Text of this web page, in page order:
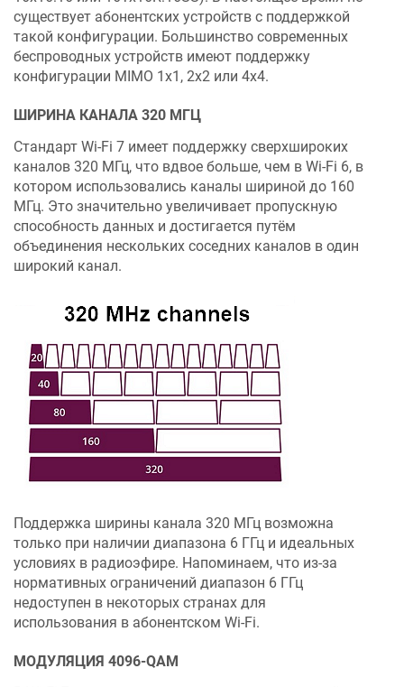
существует абонентских устройств с поддержкой
такой конфигурации. Большинство современных
беспроводных устройств имеют поддержку
конфигурации MIMO 1x1, 2x2 или 4x4.
ШИРИНА КАНАЛА 320 МГЦ
Стандарт Wi-Fi 7 имеет поддержку сверхшироких
каналов 320 МГц, что вдвое больше, чем в Wi-Fi 6, в
котором использовались каналы шириной до 160
МГц. Это значительно увеличивает пропускную
способность данных и достигается путём
объединения нескольких соседних каналов в один
широкий канал.
Поддержка ширины канала 320 МГц возможна
только при наличии диапазона 6 ГГц и идеальных
условиях в радиоэфире. Напоминаем, что из-за
нормативных ограничений диапазон 6 ГГц
недоступен в некоторых странах для
использования в абонентском Wi-Fi.
МОДУЛЯЦИЯ 4096-QAM